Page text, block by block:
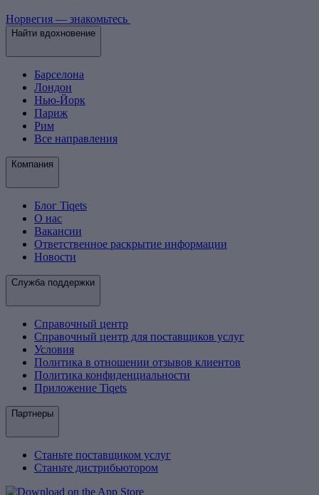
Норвегия — знакомьтесь
Найти вдохновение
Барселона
Лондон
Нью-Йорк
Париж
Рим
Все направления
Компания
Блог Tiqets
О нас
Вакансии
Ответственное раскрытие информации
Новости
Служба поддержки
Справочный центр
Справочный центр для поставщиков услуг
Условия
Политика в отношении отзывов клиентов
Политика конфиденциальности
Приложение Tiqets
Партнеры
Станьте поставщиком услуг
Станьте дистрибьютором